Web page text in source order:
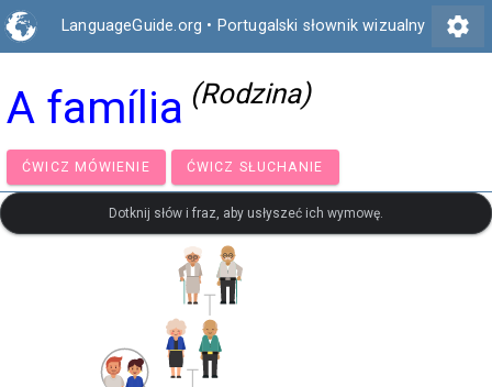
LanguageGuide.org • Portugalski słownik wizualny settings
A família (Rodzina)
ĆWICZ MÓWIENIE ĆWICZ SŁUCHANIE
Dotknij słów i fraz, aby usłyszeć ich wymowę.